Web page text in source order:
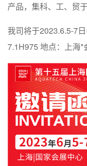
产品，集科、工、贸于
我司将于2023.6.5-7
7.1H975 地点：上海*